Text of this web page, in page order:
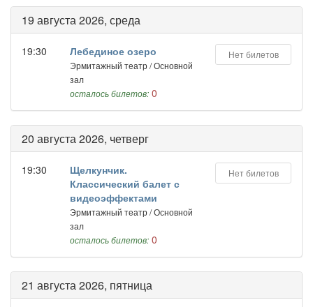
19 августа 2026, среда
19:30 Лебединое озеро
Эрмитажный театр / Основной
зал
осталось билетов: 0
Нет билетов
20 августа 2026, четверг
19:30
Щелкунчик.
Классический балет с
видеоэффектами
Эрмитажный театр / Основной
зал
осталось билетов: 0
Нет билетов
21 августа 2026, пятница